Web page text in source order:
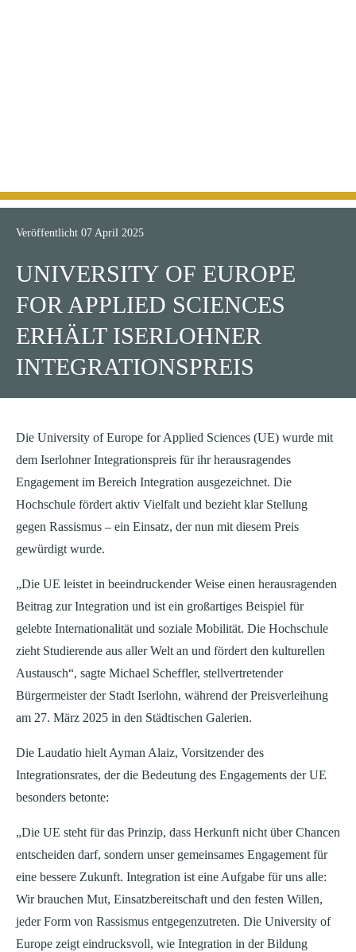
Veröffentlicht 07 April 2025
UNIVERSITY OF EUROPE
FOR APPLIED SCIENCES
ERHÄLT ISERLOHNER
INTEGRATIONSPREIS
Die University of Europe for Applied Sciences (UE) wurde mit
dem Iserlohner Integrationspreis für ihr herausragendes
Engagement im Bereich Integration ausgezeichnet. Die
Hochschule fördert aktiv Vielfalt und bezieht klar Stellung
gegen Rassismus – ein Einsatz, der nun mit diesem Preis
gewürdigt wurde.
„Die UE leistet in beeindruckender Weise einen herausragenden
Beitrag zur Integration und ist ein großartiges Beispiel für
gelebte Internationalität und soziale Mobilität. Die Hochschule
zieht Studierende aus aller Welt an und fördert den kulturellen
Austausch“, sagte Michael Scheffler, stellvertretender
Bürgermeister der Stadt Iserlohn, während der Preisverleihung
am 27. März 2025 in den Städtischen Galerien.
Die Laudatio hielt Ayman Alaiz, Vorsitzender des
Integrationsrates, der die Bedeutung des Engagements der UE
besonders betonte:
„Die UE steht für das Prinzip, dass Herkunft nicht über Chancen
entscheiden darf, sondern unser gemeinsames Engagement für
eine bessere Zukunft. Integration ist eine Aufgabe für uns alle:
Wir brauchen Mut, Einsatzbereitschaft und den festen Willen,
jeder Form von Rassismus entgegenzutreten. Die University of
Europe zeigt eindrucksvoll, wie Integration in der Bildung